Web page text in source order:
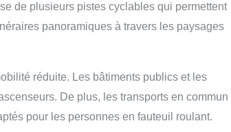
de plusieurs pistes cyclables qui permettent
panoramiques à travers les paysages
réduite. Les bâtiments publics et les
De plus, les transports en commun
pour les personnes en fauteuil roulant.